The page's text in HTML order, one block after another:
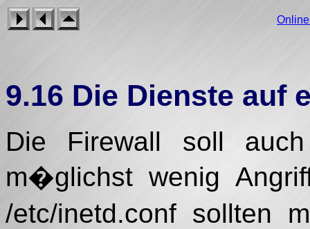
9.16 Die Dienste auf
Die Firewall soll
m�glichst wenig
/etc/inetd.conf sollten